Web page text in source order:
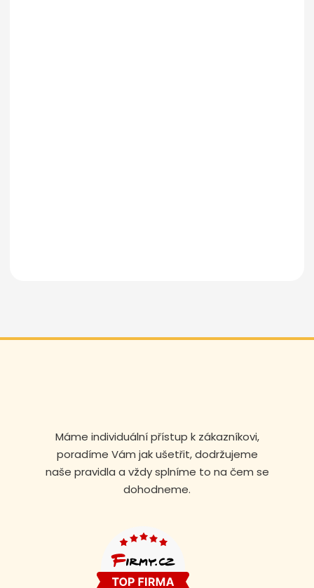
Máme individuální přístup k zákazníkovi,
poradíme Vám jak ušetřit, dodržujeme
naše pravidla a vždy splníme to na čem se
dohodneme.